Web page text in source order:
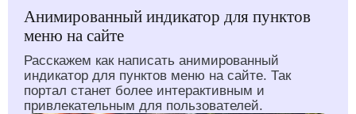
Анимированный индикатор для пунктов
меню на сайте
Расскажем как написать анимированный
индикатор для пунктов меню на сайте. Так
портал станет более интерактивным и
привлекательным для пользователей.